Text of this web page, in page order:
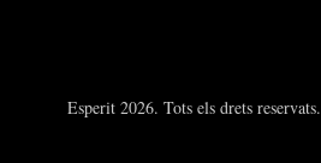
Esperit 2026. Tots els drets reservats.